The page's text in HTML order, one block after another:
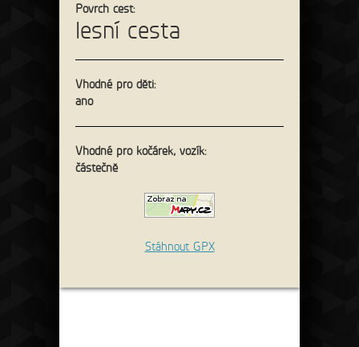
Povrch cest:
lesní cesta
Vhodné pro děti:
ano
Vhodné pro kočárek, vozík:
částečně
Stáhnout GPX
mail:recepce@hotelostrov.com
Ostrov u Tisé 12 403 36 Tisá